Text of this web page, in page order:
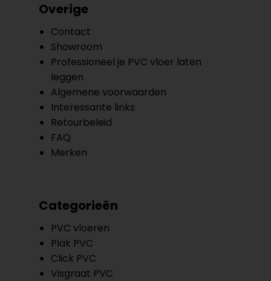
Overige
Contact
Showroom
Professioneel je PVC vloer laten
leggen
Algemene voorwaarden
Interessante links
Retourbeleid
FAQ
Merken
Categorieën
PVC vloeren
Plak PVC
Click PVC
Visgraat PVC